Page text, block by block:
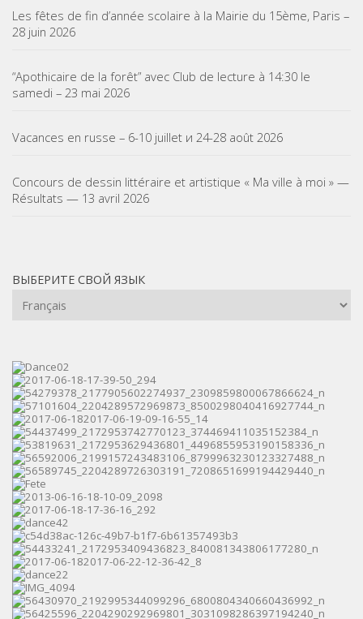
Les fêtes de fin d’année scolaire à la Mairie du 15ème, Paris –
28 juin 2026
“Apothicaire de la forêt” avec Club de lecture à 14:30 le
samedi – 23 mai 2026
Vacances en russe – 6-10 juillet и 24-28 août 2026
Concours de dessin littéraire et artistique « Ma ville à moi » —
Résultats — 13 avril 2026
ВЫБЕРИТЕ СВОЙ ЯЗЫК